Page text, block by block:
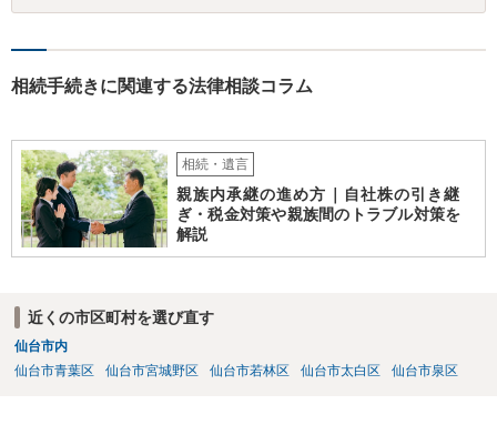
相続手続きに関連する法律相談コラム
相続・遺言
親族内承継の進め方｜自社株の引き継
ぎ・税金対策や親族間のトラブル対策を
解説
近くの市区町村を選び直す
仙台市内
仙台市青葉区
仙台市宮城野区 仙台市若林区 仙台市太白区 仙台市泉区